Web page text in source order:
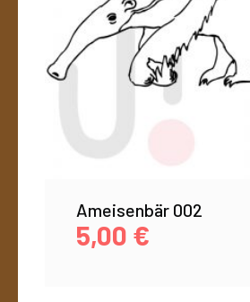
Ameisenbär 002
5,00 €